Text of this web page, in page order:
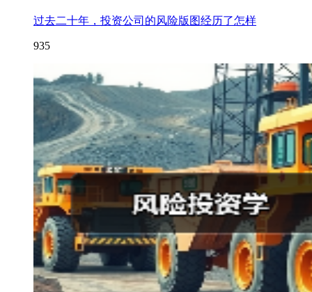
过去二十年，投资公司的风险版图经历了怎样
935